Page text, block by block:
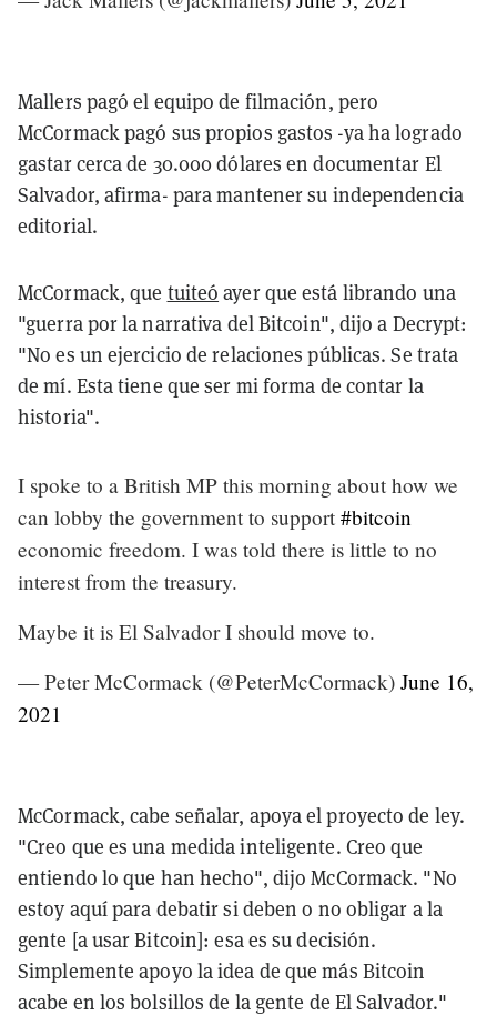
Mallers pagó el equipo de filmación, pero
McCormack pagó sus propios gastos -ya ha logrado
gastar cerca de 30.000 dólares en documentar El
Salvador, afirma- para mantener su independencia
editorial.
McCormack, que tuiteó ayer que está librando una
"guerra por la narrativa del Bitcoin", dijo a Decrypt:
"No es un ejercicio de relaciones públicas. Se trata
de mí. Esta tiene que ser mi forma de contar la
historia".
I spoke to a British MP this morning about how we
can lobby the government to support #bitcoin
economic freedom. I was told there is little to no
interest from the treasury.
Maybe it is El Salvador I should move to.
— Peter McCormack (@PeterMcCormack) June 16,
2021
McCormack, cabe señalar, apoya el proyecto de ley.
"Creo que es una medida inteligente. Creo que
entiendo lo que han hecho", dijo McCormack. "No
estoy aquí para debatir si deben o no obligar a la
gente [a usar Bitcoin]: esa es su decisión.
Simplemente apoyo la idea de que más Bitcoin
acabe en los bolsillos de la gente de El Salvador."